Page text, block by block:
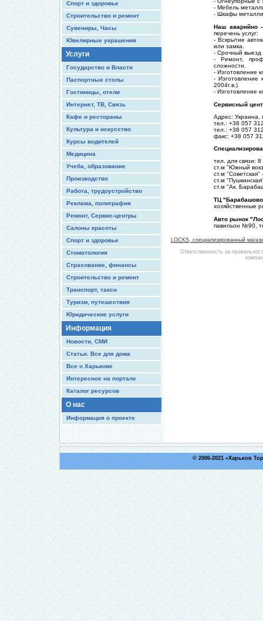
Спорт и здоровье
Строительство и ремонт
Сувениры, Часы
Ювелирные украшения
Услуги
Государство и Власти
Паспортные столы
Гостиницы, отели
Интернет, ТВ, Связь
Кафе и рестораны
Культура и искусство
Курсы водителей
Медицина
Учеба, образование
Производство
Работа, трудоустройство
Реклама, полиграфия
Ремонт, Сервис-центры
Салоны красоты
Спорт и здоровье
Стоматология
Страхование, финансы
Строительство и ремонт
Транспорт, такси
Туризм, путешествия
Юридические услуги
Информация
Новости, СМИ
Статьи. Все для дома
Все о Харькове
Интересное на портале
Каталог ресурсов
О нас
Информация о проекте
- Мебель
- Шкафы
Наш аварийно
перечень услуг:
- Вскрытие
или замка.
- Срочный выезд
- Ремонт,
сложности.
- Изготовление
- Изготовление
2004г.в.)
- Изготовление
Сервисный
Адрес: Украина,
тел.: +38 057
тел.: +38 057
факс: +38 057
тел. для связи:
ст.м "Южный
ст.м "Советская"
ст.м
ст.м "Ак.
ТЦ
хозяйственные
Авто рынок
павильон №90,
LOCKS, специализированный
Ответственность за
© 2006-2021 «Харьков